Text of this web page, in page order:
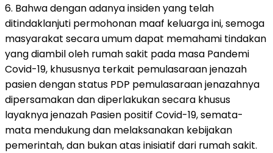
6. Bahwa dengan adanya insiden yang telah
ditindaklanjuti permohonan maaf keluarga ini, semoga
masyarakat secara umum dapat memahami tindakan
yang diambil oleh rumah sakit pada masa Pandemi
Covid-19, khususnya terkait pemulasaraan jenazah
pasien dengan status PDP pemulasaraan jenazahnya
dipersamakan dan diperlakukan secara khusus
layaknya jenazah Pasien positif Covid-19, semata-
mata mendukung dan melaksanakan kebijakan
pemerintah, dan bukan atas inisiatif dari rumah sakit.